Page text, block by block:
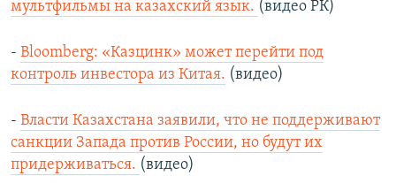
мультфильмы на казахский язык. (видео РК)
- Bloomberg: «Казцинк» может перейти под
контроль инвестора из Китая. (видео)
- Власти Казахстана заявили, что не поддерживают
санкции Запада против России, но будут их
придерживаться. (видео)